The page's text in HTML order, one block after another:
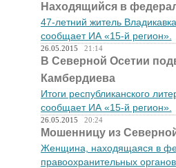
Находящийся в
47-летний житель
сообщает ИА «15-й регион».
26.05.2015 21:14
В Северной Осетии
Камбердиева
Итоги республиканского
сообщает ИА «15-й регион».
26.05.2015 20:24
Мошенницу из
Женщина, находящаяся в
правоохранительных